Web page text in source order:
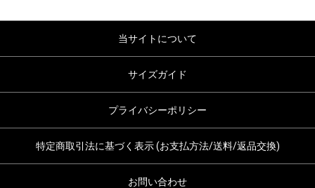
当サイトについて
サイズガイド
プライバシーポリシー
特定商取引法に基づく表示 (お支払方法/送料/返品交換)
お問い合わせ